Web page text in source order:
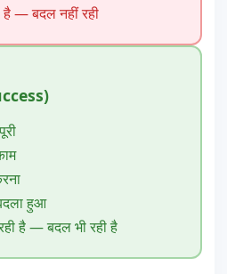
है — बदल नहीं रही
हुआ
है — बदल भी रही है